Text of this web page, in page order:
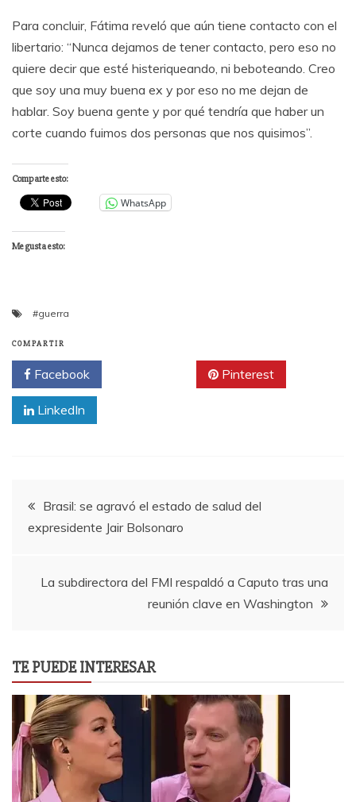
Para concluir, Fátima reveló que aún tiene contacto con el
libertario: “Nunca dejamos de tener contacto, pero eso no
quiere decir que esté histeriqueando, ni beboteando. Creo
que soy una muy buena ex y por eso no me dejan de
hablar. Soy buena gente y por qué tendría que haber un
corte cuando fuimos dos personas que nos quisimos”.
Comparte esto:
WhatsApp
Me gusta esto:
#guerra
COMPARTIR
Facebook Pinterest
LinkedIn
Navegación
de
entradas
Brasil: se agravó el estado de salud del
expresidente Jair Bolsonaro
La subdirectora del FMI respaldó a Caputo tras una
reunión clave en Washington
TE PUEDE INTERESAR